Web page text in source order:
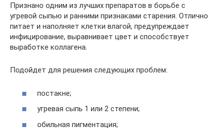
Признано одним из лучших препаратов в борьбе с
угревой сыпью и ранними признаками старения. Отлично
питает и наполняет клетки влагой, предупреждает
инфицирование, выравнивает цвет и способствует
выработке коллагена.
Подойдет для решения следующих проблем:
постакне;
угревая сыпь 1 или 2 степени;
обильная пигментация;